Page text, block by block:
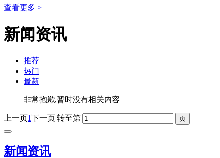
查看更多 >
新闻资讯
推荐
热门
最新
非常抱歉,暂时没有相关内容
上一页1下一页 转至第
新闻资讯